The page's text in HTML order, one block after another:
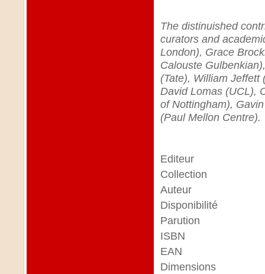
The distinuished
curators and
London), Grace
Calouste
(Tate), William
David Lomas (UCL),
of Nottingham),
(Paul Mellon Centre).
Editeur
Collection
Auteur
Disponibilité
Parution
ISBN
EAN
Dimensions